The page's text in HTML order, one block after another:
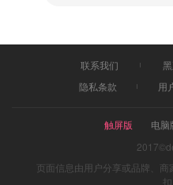
联系我们
隐私条款
用
触屏版 电脑
页面信息由用户分享或品牌、